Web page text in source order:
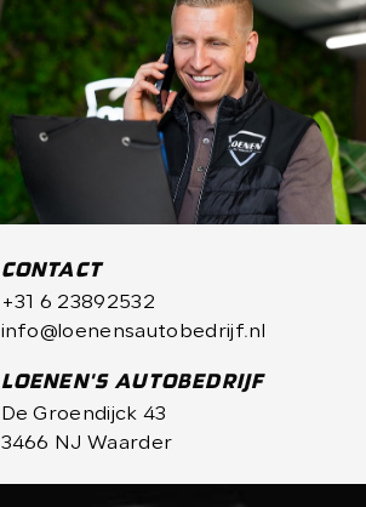
CONTACT
+31 6 23892532
info@loenensautobedrijf.nl
LOENEN'S AUTOBEDRIJF
De Groendijck 43
3466 NJ Waarder